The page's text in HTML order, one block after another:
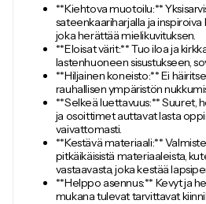
**Kiehtova muotoilu:**
sateenkaariharjalla ja inspiroiva
joka herättää mielikuvituksen.
**Eloisat värit:** Tuo iloa ja
lastenhuoneen sisustukseen,
**Hiljainen koneisto:** Ei
rauhallisen ympäristön
**Selkeä luettavuus:** Suuret,
ja osoittimet auttavat lasta
vaivattomasti.
**Kestävä materiaali:**
pitkäikäisistä materiaaleista,
vastaavasta, joka kestää
**Helppo asennus:** Kevyt ja
mukana tulevat tarvittavat